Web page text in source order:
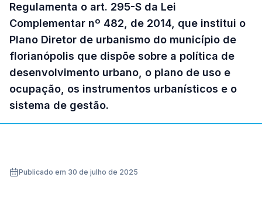
Regulamenta o art. 295-S da Lei
Complementar nº 482, de 2014, que institui o
Plano Diretor de urbanismo do município de
florianópolis que dispõe sobre a política de
desenvolvimento urbano, o plano de uso e
ocupação, os instrumentos urbanísticos e o
sistema de gestão.
Publicado em 30 de julho de 2025